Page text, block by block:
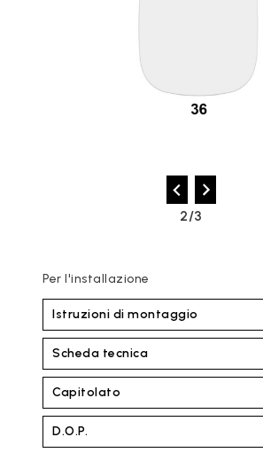
2/3
Per l'installazione
Istruzioni di montaggio
Scheda tecnica
Capitolato
D.O.P.